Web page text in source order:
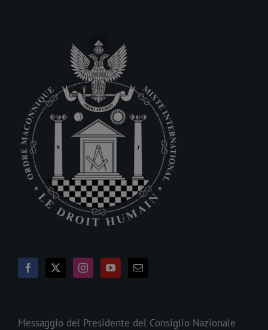
Messaggio del Presidente del Consiglio Nazionale